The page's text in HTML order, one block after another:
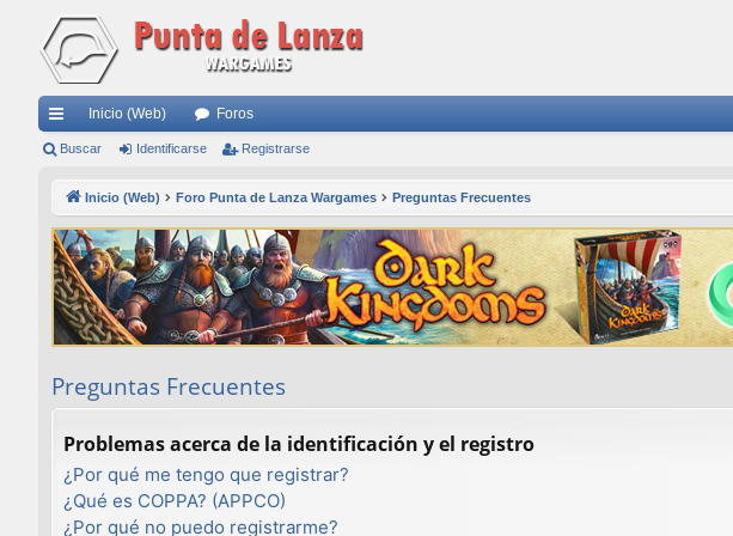
nl
rá
pi
do
Inicio (Web) Foros
Buscar Identificarse Registrarse
Inicio (Web) Foro Punta de Lanza Wargames Preguntas Frecuentes
Preguntas Frecuentes
Problemas acerca de la identificación y el registro
¿Por qué me tengo que registrar?
¿Qué es COPPA? (APPCO)
¿Por qué no puedo registrarme?